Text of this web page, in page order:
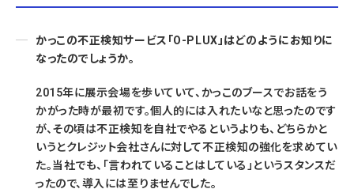
かっこの不正検知サービス「O-PLUX」はどのようにお知りに
なったのでしょうか。
2015年に展示会場を歩いていて、かっこのブースでお話をう
かがった時が最初です。個人的には入れたいなと思ったのです
が、その頃は不正検知を自社でやるというよりも、どちらかと
いうとクレジット会社さんに対して不正検知の強化を求めてい
た。当社でも、「言われていることはしている」というスタンスだ
ったので、導入には至りませんでした。